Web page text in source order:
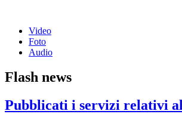
Video
Foto
Audio
Flash news
Pubblicati i servizi relativi